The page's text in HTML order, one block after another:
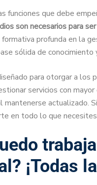
funciones que debe
son necesarios para
profunda en la
sólida de
para otorgar a los
servicios con
actualizado.
en todo lo que
¡Todas